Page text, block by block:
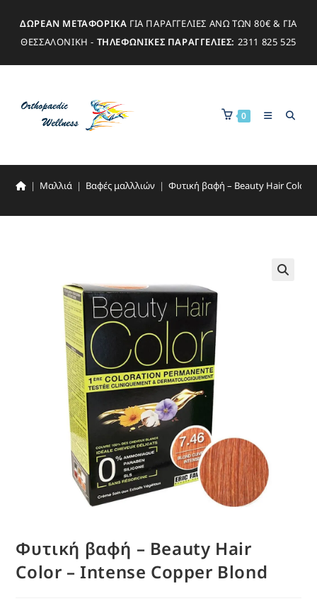
ΔΩΡΕΑΝ ΜΕΤΑΦΟΡΙΚΑ ΓΙΑ ΠΑΡΑΓΓΕΛΙΕΣ ΑΝΩ ΤΩΝ 80€ & ΓΙΑ
ΘΕΣΣΑΛΟΝΙΚΗ - ΤΗΛΕΦΩΝΙΚΕΣ ΠΑΡΑΓΓΕΛΙΕΣ: 2311 825 525
0
| Μαλλιά | Βαφές μαλλλιών | Φυτική βαφή – Beauty Hair Color
Φυτική βαφή – Beauty Hair
Color – Intense Copper Blond